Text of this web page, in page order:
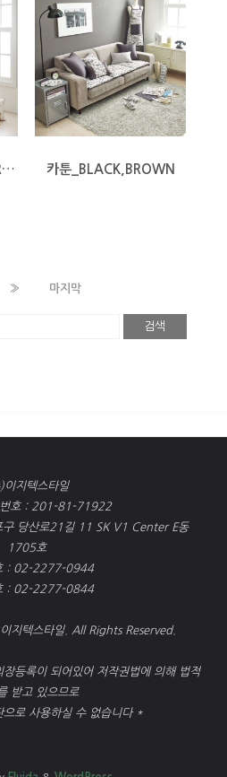
바푸리_MULTI,NATURAL 카툰_BLACK,BROWN
» 마지막
검색
이지텍스타일
번호 : 201-81-71922
당산로21길 11 SK V1 Center E동
1705호
: 02-2277-0944
: 02-2277-0844
텍스타일. All Rights Reserved.
등록이 되어있어 저작권법에 의해 법적
받고 있으므로
으로 사용하실 수 없습니다 *